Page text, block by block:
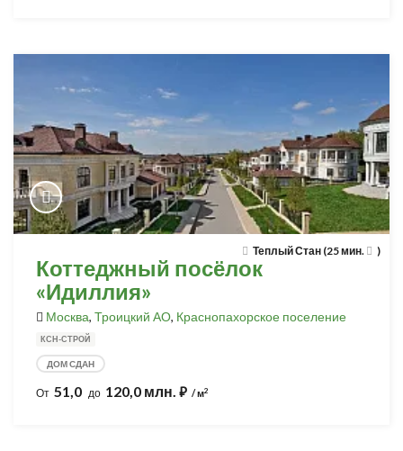
Теплый Стан (25 мин. )
Коттеджный посёлок
«Идиллия»
Москва, Троицкий АО, Краснопахорское поселение
КСН-СТРОЙ
ДОМ СДАН
От 51,0 до 120,0 млн. ⃏ / м2